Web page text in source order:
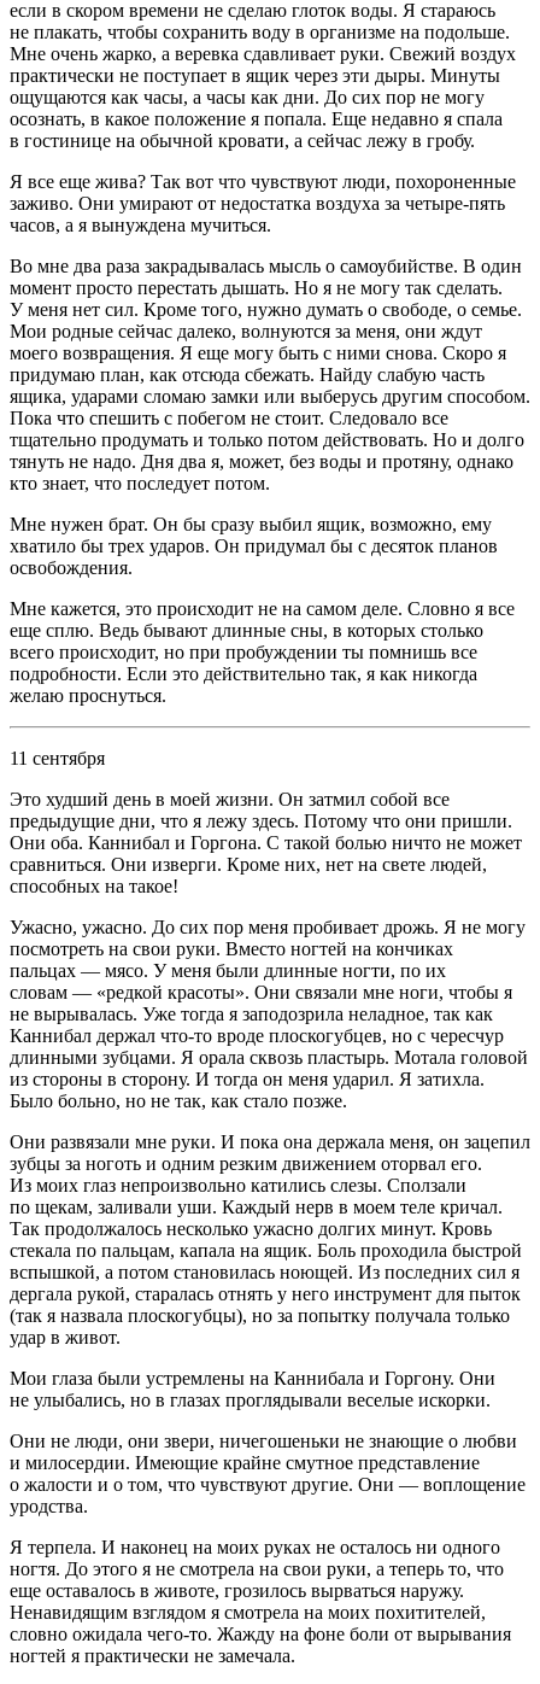
если в скором времени не сделаю глоток воды. Я стараюсь
не плакать, чтобы сохранить воду в организме на подольше.
Мне очень жарко, а веревка сдавливает руки. Свежий воздух
практически не поступает в ящик через эти дыры. Минуты
ощущаются как часы, а часы как дни. До сих пор не могу
осознать, в какое положение я попала. Еще недавно я спала
в гостинице на обычной кровати, а сейчас лежу в гробу.
Я все еще жива? Так вот что чувствуют люди, похороненные
заживо. Они умирают от недостатка воздуха за четыре-пять
часов, а я вынуждена мучиться.
Во мне два раза закрадывалась мысль о самоубийстве. В один
момент просто перестать дышать. Но я не могу так сделать.
У меня нет сил. Кроме того, нужно думать о свободе, о семье.
Мои родные сейчас далеко, волнуются за меня, они ждут
моего возвращения. Я еще могу быть с ними снова. Скоро я
придумаю план, как отсюда сбежать. Найду слабую часть
ящика, ударами сломаю замки или выберусь другим способом.
Пока что спешить с побегом не стоит. Следовало все
тщательно продумать и только потом действовать. Но и долго
тянуть не надо. Дня два я, может, без воды и протяну, однако
кто знает, что последует потом.
Мне нужен брат. Он бы сразу выбил ящик, возможно, ему
хватило бы трех ударов. Он придумал бы с десяток планов
освобождения.
Мне кажется, это происходит не на самом деле. Словно я все
еще сплю. Ведь бывают длинные сны, в которых столько
всего происходит, но при пробуждении ты помнишь все
подробности. Если это действительно так, я как никогда
желаю проснуться.
11 сентября
Это худший день в моей жизни. Он затмил собой все
предыдущие дни, что я лежу здесь. Потому что они пришли.
Они оба. Каннибал и Горгона. С такой болью ничто не может
сравниться. Они изверги. Кроме них, нет на свете людей,
способных на такое!
Ужасно, ужасно. До сих пор меня пробивает дрожь. Я не могу
посмотреть на свои руки. Вместо ногтей на кончиках
пальцах — мясо. У меня были длинные ногти, по их
словам — «редкой красоты». Они связали мне ноги, чтобы я
не вырывалась. Уже тогда я заподозрила неладное, так как
Каннибал держал что-то вроде плоскогубцев, но с чересчур
длинными зубцами. Я орала сквозь пластырь. Мотала головой
из стороны в сторону. И тогда он меня ударил. Я затихла.
Было больно, но не так, как стало позже.
Они развязали мне руки. И пока она держала меня, он зацепил
зубцы за ноготь и одним резким движением оторвал его.
Из моих глаз непроизвольно катились слезы. Сползали
по щекам, заливали уши. Каждый нерв в моем теле кричал.
Так продолжалось несколько ужасно долгих минут. Кровь
стекала по пальцам, капала на ящик. Боль проходила быстрой
вспышкой, а потом становилась ноющей. Из последних сил я
дергала рукой, старалась отнять у него инструмент для пыток
(так я назвала плоскогубцы), но за попытку получала только
удар в живот.
Мои глаза были устремлены на Каннибала и Горгону. Они
не улыбались, но в глазах проглядывали веселые искорки.
Они не люди, они звери, ничегошеньки не знающие о любви
и милосердии. Имеющие крайне смутное представление
о жалости и о том, что чувствуют другие. Они — воплощение
уродства.
Я терпела. И наконец на моих руках не осталось ни одного
ногтя. До этого я не смотрела на свои руки, а теперь то, что
еще оставалось в животе, грозилось вырваться наружу.
Ненавидящим взглядом я смотрела на моих похитителей,
словно ожидала чего-то. Жажду на фоне боли от вырывания
ногтей я практически не замечала.